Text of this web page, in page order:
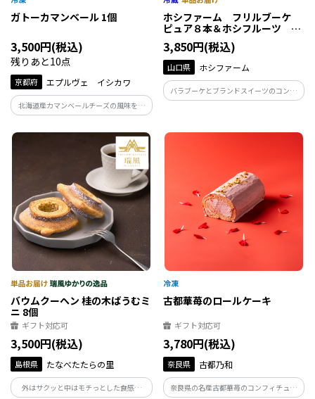
ガトーカマンベール 1個
3,500円(税込)
残りあと10点
京都府 エプルヴェ イシカワ
北海道産カマンベールチーズの風味を余
すことなくケーキに詰め込んだ「お菓子
としてもチーズとしても」召し上がって
いただけます。珈琲や紅茶、ワインなどお
酒との相性もよくそれぞれの個性を味わ
って頂けます。
ホシファーム フリルブーケ
ピュア８本＆ホシフルーツ 贅
沢ブラウニー ６個
3,850円(税込)
山口県 ホシファーム
バラブーケとブランドスイーツのコンビ
ギフトです。
バウムクーヘン 桂の木ばうむミ
ニ 8個
ギフト対応可
3,500円(税込)
島根県 たなべたたらの里
外はサクッと中はモチっとした食感、
古都華苺のロールケーキ
ギフト対応可
3,780円(税込)
奈良県 古都乃和
奈良県の名産古都華苺のコンフィチュー